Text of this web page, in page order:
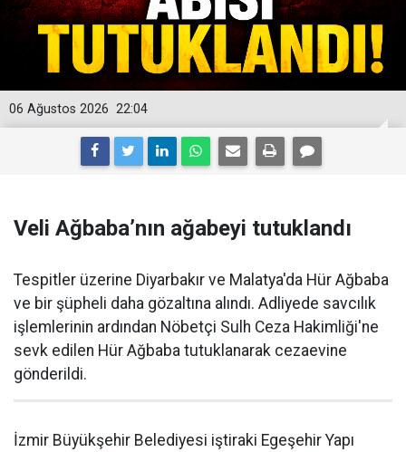
22:04
06 Ağustos 2026
Veli Ağbaba’nın ağabeyi tutuklandı
Tespitler üzerine Diyarbakır ve Malatya'da Hür Ağbaba
ve bir şüpheli daha gözaltına alındı. Adliyede savcılık
işlemlerinin ardından Nöbetçi Sulh Ceza Hakimliği'ne
sevk edilen Hür Ağbaba tutuklanarak cezaevine
gönderildi.
İzmir Büyükşehir Belediyesi iştiraki Egeşehir Yapı